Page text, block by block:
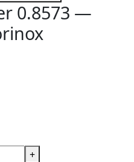
0.8573 —
+